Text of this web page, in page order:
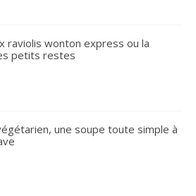
raviolis wonton express ou la
petits restes
une soupe toute simple à